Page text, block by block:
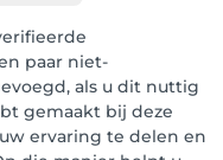
paar niet-
als u dit nuttig
gemaakt bij deze
ervaring te delen en